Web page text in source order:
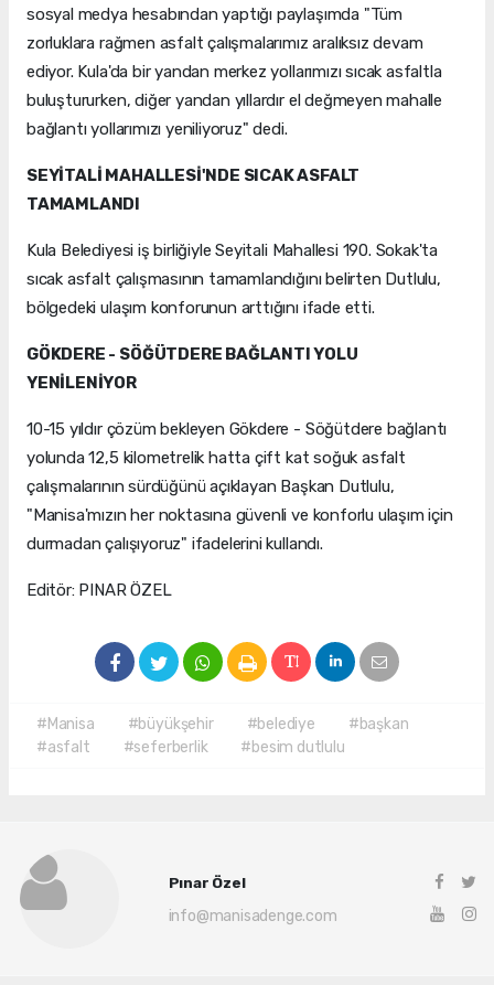
sosyal medya hesabından yaptığı paylaşımda "Tüm
zorluklara rağmen asfalt çalışmalarımız aralıksız devam
ediyor. Kula'da bir yandan merkez yollarımızı sıcak asfaltla
buluştururken, diğer yandan yıllardır el değmeyen mahalle
bağlantı yollarımızı yeniliyoruz" dedi.
SEYİTALİ MAHALLESİ'NDE SICAK ASFALT
TAMAMLANDI
Kula Belediyesi iş birliğiyle Seyitali Mahallesi 190. Sokak'ta
sıcak asfalt çalışmasının tamamlandığını belirten Dutlulu,
bölgedeki ulaşım konforunun arttığını ifade etti.
GÖKDERE - SÖĞÜTDERE BAĞLANTI YOLU
YENİLENİYOR
10-15 yıldır çözüm bekleyen Gökdere - Söğütdere bağlantı
yolunda 12,5 kilometrelik hatta çift kat soğuk asfalt
çalışmalarının sürdüğünü açıklayan Başkan Dutlulu,
"Manisa'mızın her noktasına güvenli ve konforlu ulaşım için
durmadan çalışıyoruz" ifadelerini kullandı.
Editör: PINAR ÖZEL
#Manisa #büyükşehir #belediye
#başkan
#asfalt
#seferberlik #besim dutlulu
Pınar Özel
info@manisadenge.com